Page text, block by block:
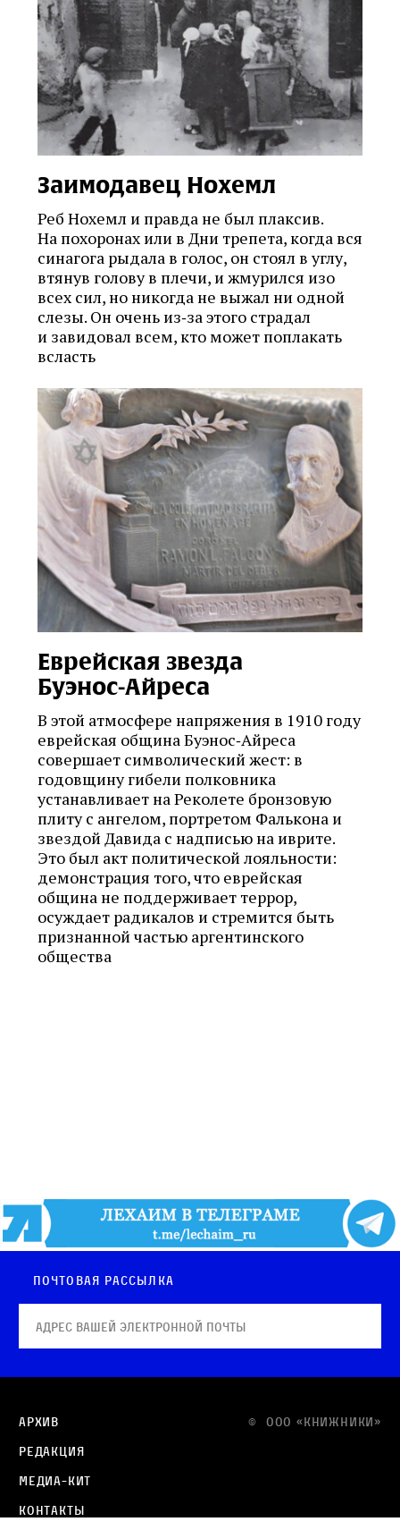
Заимодавец Нохемл
Реб Нохемл и правда не был плаксив.
На похоронах или в Дни трепета, когда вся
синагога рыдала в голос, он стоял в углу,
втянув голову в плечи, и жмурился изо
всех сил, но никогда не выжал ни одной
слезы. Он очень из‑за этого страдал
и завидовал всем, кто может поплакать
всласть
Еврейская звезда
Буэнос‑Айреса
В этой атмосфере напряжения в 1910 году
еврейская община Буэнос‑Айреса
совершает символический жест: в
годовщину гибели полковника
устанавливает на Реколете бронзовую
плиту с ангелом, портретом Фалькона и
звездой Давида с надписью на иврите.
Это был акт политической лояльности:
демонстрация того, что еврейская
община не поддерживает террор,
осуждает радикалов и стремится быть
признанной частью аргентинского
общества
Почтовая рассылка
© OOO «КНИЖНИКИ»
Архив
Редакция
Медиа-кит
Контакты